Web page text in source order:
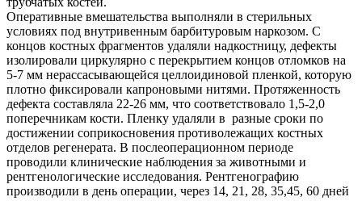
Оперативные вмешательства выполняли в стерильных
условиях под внутривенным барбитуровым наркозом. С
концов костных фрагментов удаляли надкостницу, дефекты
изолировали циркулярно с перекрытием концов отломков на
5-7 мм нерассасывающейся целлоидиновой пленкой, которую
плотно фиксировали капроновыми нитями. Протяженность
дефекта составляла 22-26 мм, что соответствовало 1,5-2,0
поперечникам кости. Пленку удаляли в разные сроки по
достижении соприкосновения противолежащих костных
отделов регенерата. В послеоперационном периоде
проводили клинические наблюдения за животными и
рентгенологические исследования. Рентгенографию
производили в день операции, через 14, 21, 28, 35,45, 60 дней